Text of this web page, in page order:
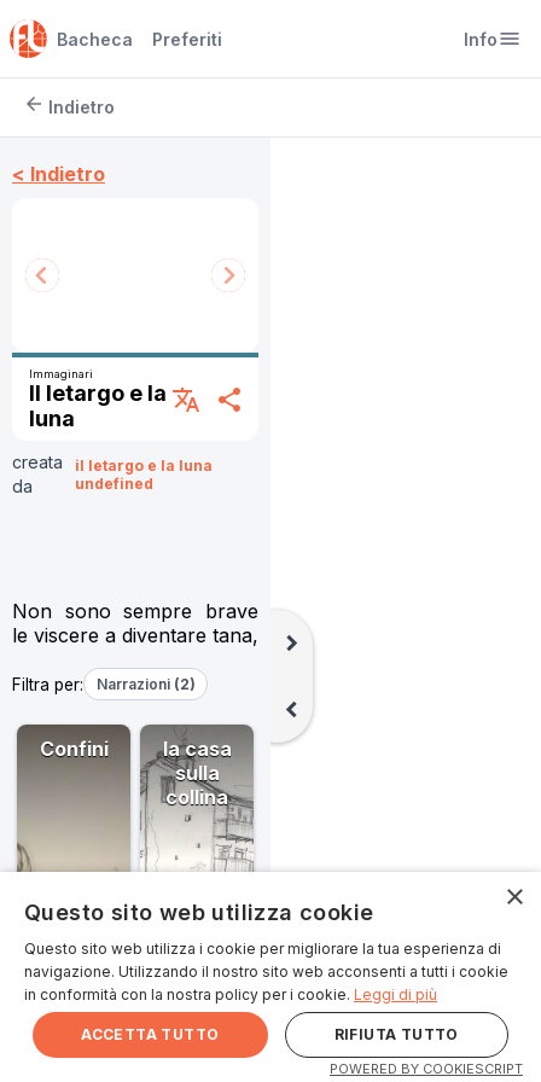
Bacheca Preferiti Infomenu
arrow_back Indietro
< Indietro
Immaginari
Il letargo e la
luna
translate share
creata
da
il letargo e la luna
undefined
Non sono sempre brave
le viscere a diventare tana,
in piedi, lo sanno fare,
loro, di diventare casa, di
non cadere a peso morto
(appeso, morto), di non
finire a ginocchia scoperte
e a denti di fuori e a
unghie nere. Lo sanno
fare, di fare riparo alle
cose rimaste vive, alle
cose che si tengono
strette le loro bucce, che
hanno la pelle incollata
alla pelle, gli ossi cuciti agli
ossi (che si direbbe ossa,
ma a te piace chiamarli
così quando sputi lontano
Filtra per: Narrazioni (2)
Confini
Collegata a
personale
Fabio
Piazzo,
Lauriano,
Piemonte,
Italia
share
la casa
sulla
collina
Collegata a
personale
Carla Bonanate
Strada
Provinciale
di Lauriano,
9, 10020share
chevron_right
chevron_left
×
Questo sito web utilizza cookie
Questo sito web utilizza i cookie per migliorare la tua esperienza di
navigazione. Utilizzando il nostro sito web acconsenti a tutti i cookie
in conformità con la nostra policy per i cookie. Leggi di più
ACCETTA TUTTO RIFIUTA TUTTO
POWERED BY COOKIESCRIPT